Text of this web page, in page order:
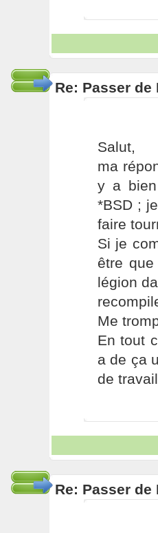
Re: Passer de
Salut,
ma
y a
*BSD ;
faire
Si je
être
légion
Me
En tout
a de ça
de
Re: Passer de